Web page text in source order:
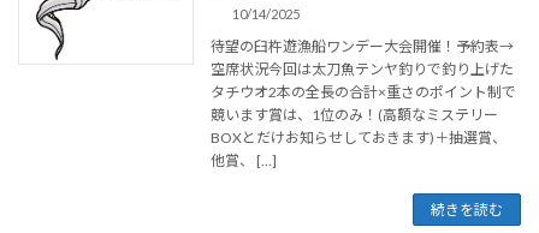
10/14/2025
待望の臼杵遊漁船ワンデー大会開催！予約表→
空席状況今回は太刀魚テンヤ釣りで釣り上げた
タチウオ2本の全長の合計×重さのポイント制で
競います賞は、1位のみ！(高額なミステリー
BOXとだけお知らせしておきます)＋抽選賞、
他賞、 […]
続きを読む